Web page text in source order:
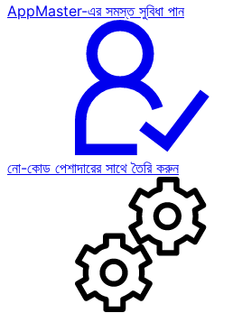
AppMaster-এর সমস্ত সুবিধা পান
নো-কোড পেশাদারের সাথে তৈরি করুন